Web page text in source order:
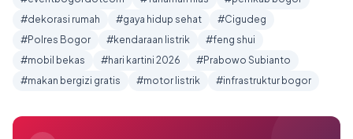
#dekorasi rumah
#gaya hidup sehat
#Cigudeg
#Polres Bogor
#kendaraan listrik
#feng shui
#mobil bekas
#hari kartini 2026
#Prabowo Subianto
#makan bergizi gratis
#motor listrik #infrastruktur bogor